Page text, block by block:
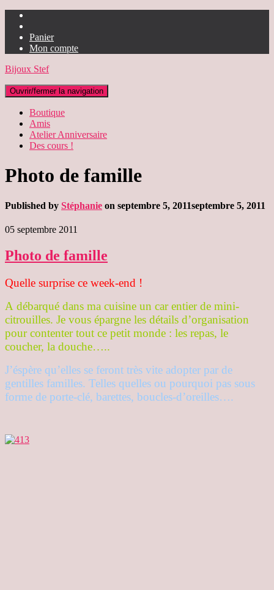
Panier
Mon compte
Bijoux Stef
Ouvrir/fermer la navigation
Boutique
Amis
Atelier Anniversaire
Des cours !
Photo de famille
Published by Stéphanie on septembre 5, 2011septembre 5, 2011
05 septembre 2011
Photo de famille
Quelle surprise ce week-end !
A débarqué dans ma cuisine un car entier de mini-
citrouilles. Je vous épargne les détails d’organisation
pour contenter tout ce petit monde : les repas, le
coucher, la douche…..
J’éspère qu’elles se feront très vite adopter par de
gentilles familles. Telles quelles ou pourquoi pas sous
forme de porte-clé, barettes, boucles-d’oreilles….